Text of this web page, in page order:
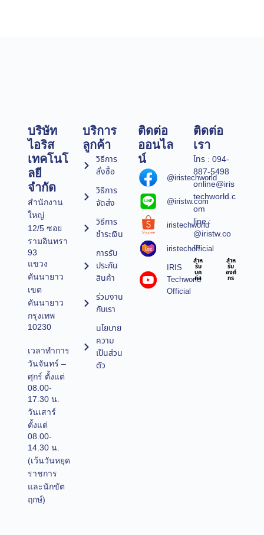
บริษัท
ไอริส
เทคโนโ
ลยี
จำกัด
สำนักงาน
ใหญ่
12/5 ซอย
รามอินทรา
93
แขวง
คันนายาว
เขต
คันนายาว
กรุงเทพ
10230
เวลาทำการ
วันจันทร์ –
ศุกร์ ตั้งแต่
08.00-
17.30 น.
วันเสาร์
ตั้งแต่
08.00-
14.30 น.
(เว้นวันหยุด
ราชการ
และนักขัต
ฤกษ์)
บริการ
ลูกค้า
วิธีการ
สั่งซื้อ
วิธีการ
จัดส่ง
วิธีการ
ชำระเงิน
การรับ
ประกัน
สินค้า
ร่วมงาน
กับเรา
นโยบาย
ความ
เป็นส่วน
ตัว
ติดต่อ
ออนไล
น์
@iristechworld
@iristw.com
iristechworld
iristechofficial
IRIS
Techworld
Official
ติดต่อ
เรา
โทร : 094-
887-5498
online@iris
techworld.c
om
line :
@iristw.co
m
สำห
รับ
บุค
คล
สำห
รับ
องค์
กร